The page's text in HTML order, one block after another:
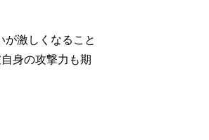
激しくなること
身の攻撃力も期